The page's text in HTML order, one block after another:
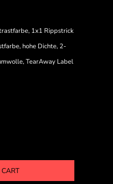
1x1 Rippstrick
hohe Dichte, 2-
TearAway Label